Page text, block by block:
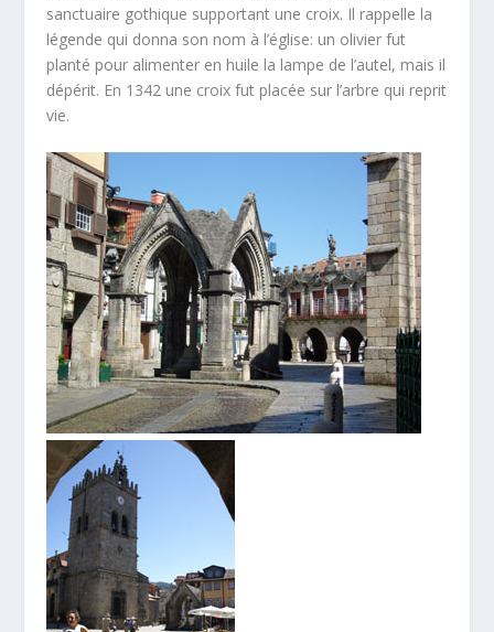
sanctuaire gothique supportant une croix. Il rappelle la
légende qui donna son nom à l’église: un olivier fut
planté pour alimenter en huile la lampe de l’autel, mais il
dépérit. En 1342 une croix fut placée sur l’arbre qui reprit
vie.